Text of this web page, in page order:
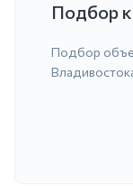
Подбор
Подбор